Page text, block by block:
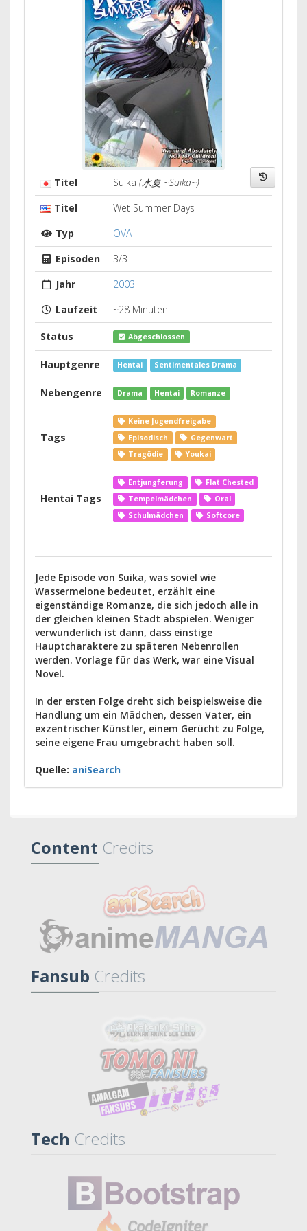
Titel Suika (水夏 ~Suika~)
Titel
Wet Summer Days
Typ
OVA
Episoden
3/3
Jahr
2003
Laufzeit
~28 Minuten
Status Abgeschlossen
Hauptgenre Hentai Sentimentales Drama
Nebengenre Drama Hentai Romanze
Tags
Keine Jugendfreigabe
Episodisch
Gegenwart
Tragödie
Youkai
Hentai Tags
Entjungferung
Flat Chested
Tempelmädchen
Oral
Schulmädchen
Softcore
Jede Episode von Suika, was soviel wie
Wassermelone bedeutet, erzählt eine
eigenständige Romanze, die sich jedoch alle in
der gleichen kleinen Stadt abspielen. Weniger
verwunderlich ist dann, dass einstige
Hauptcharaktere zu späteren Nebenrollen
werden. Vorlage für das Werk, war eine Visual
Novel.
In der ersten Folge dreht sich beispielsweise die
Handlung um ein Mädchen, dessen Vater, ein
exzentrischer Künstler, einem Gerücht zu Folge,
seine eigene Frau umgebracht haben soll.
Quelle: aniSearch
Content Credits
Fansub Credits
Tech Credits